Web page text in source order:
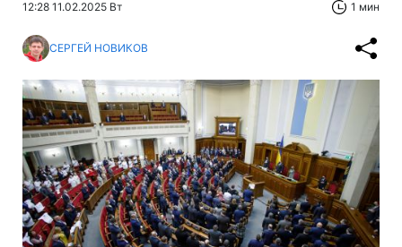
12:28 11.02.2025 Вт 1 мин
СЕРГЕЙ НОВИКОВ